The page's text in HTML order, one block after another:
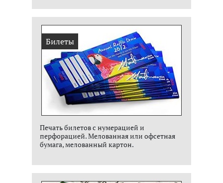
Билеты
Печать билетов с нумерацией и
перфорацией. Мелованная или офсетная
бумага, мелованный картон.